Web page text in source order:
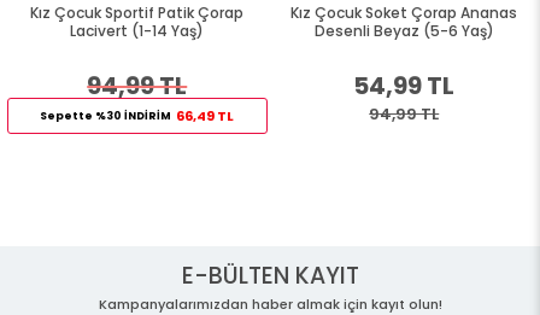
Kız Çocuk Sportif Patik Çorap
Lacivert (1-14 Yaş)
94,99 TL
Sepette %30 İNDİRİM 66,49 TL
Kız Çocuk Soket Çorap Ananas
Desenli Beyaz (5-6 Yaş)
54,99 TL
94,99 TL
E-BÜLTEN KAYIT
Kampanyalarımızdan haber almak için kayıt olun!